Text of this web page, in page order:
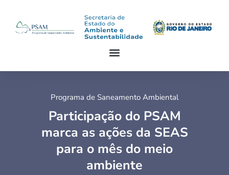
Programa de Saneamento Ambiental
Participação do PSAM
marca as ações da SEAS
para o mês do meio
ambiente